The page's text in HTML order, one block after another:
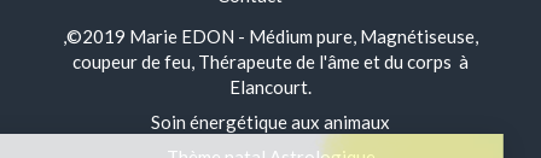
,©2019 Marie EDON - Médium pure, Magnétiseuse,
coupeur de feu, Thérapeute de l'âme et du corps à
Elancourt.
Soin énergétique aux animaux
Continuer sans accepter